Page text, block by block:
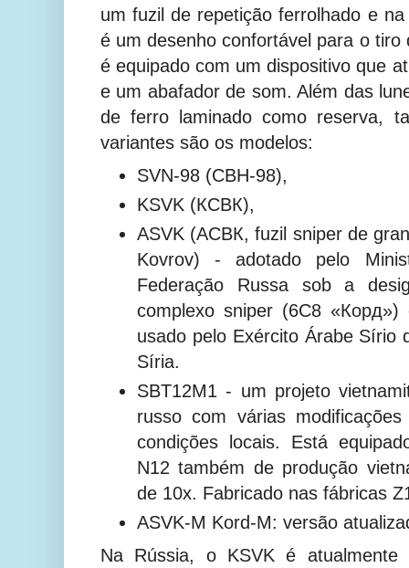
um fuzil de repetição ferrolhado e
é um desenho confortável para o
é equipado com um dispositivo que
e um abafador de som. Além das
de ferro laminado como reserva,
variantes são os modelos:
SVN-98 (СВН-98),
KSVK (КСВК),
ASVK (АСВК, fuzil sniper de
Kovrov) - adotado pelo
Federação Russa sob a
complexo sniper (6С8
usado pelo Exército Árabe Sírio
Síria.
SBT12M1 - um projeto
russo com várias
condições locais. Está
N12 também de produção
de 10x. Fabricado nas fábricas
ASVK-M Kord-M: versão
Na Rússia, o KSVK é atualmente